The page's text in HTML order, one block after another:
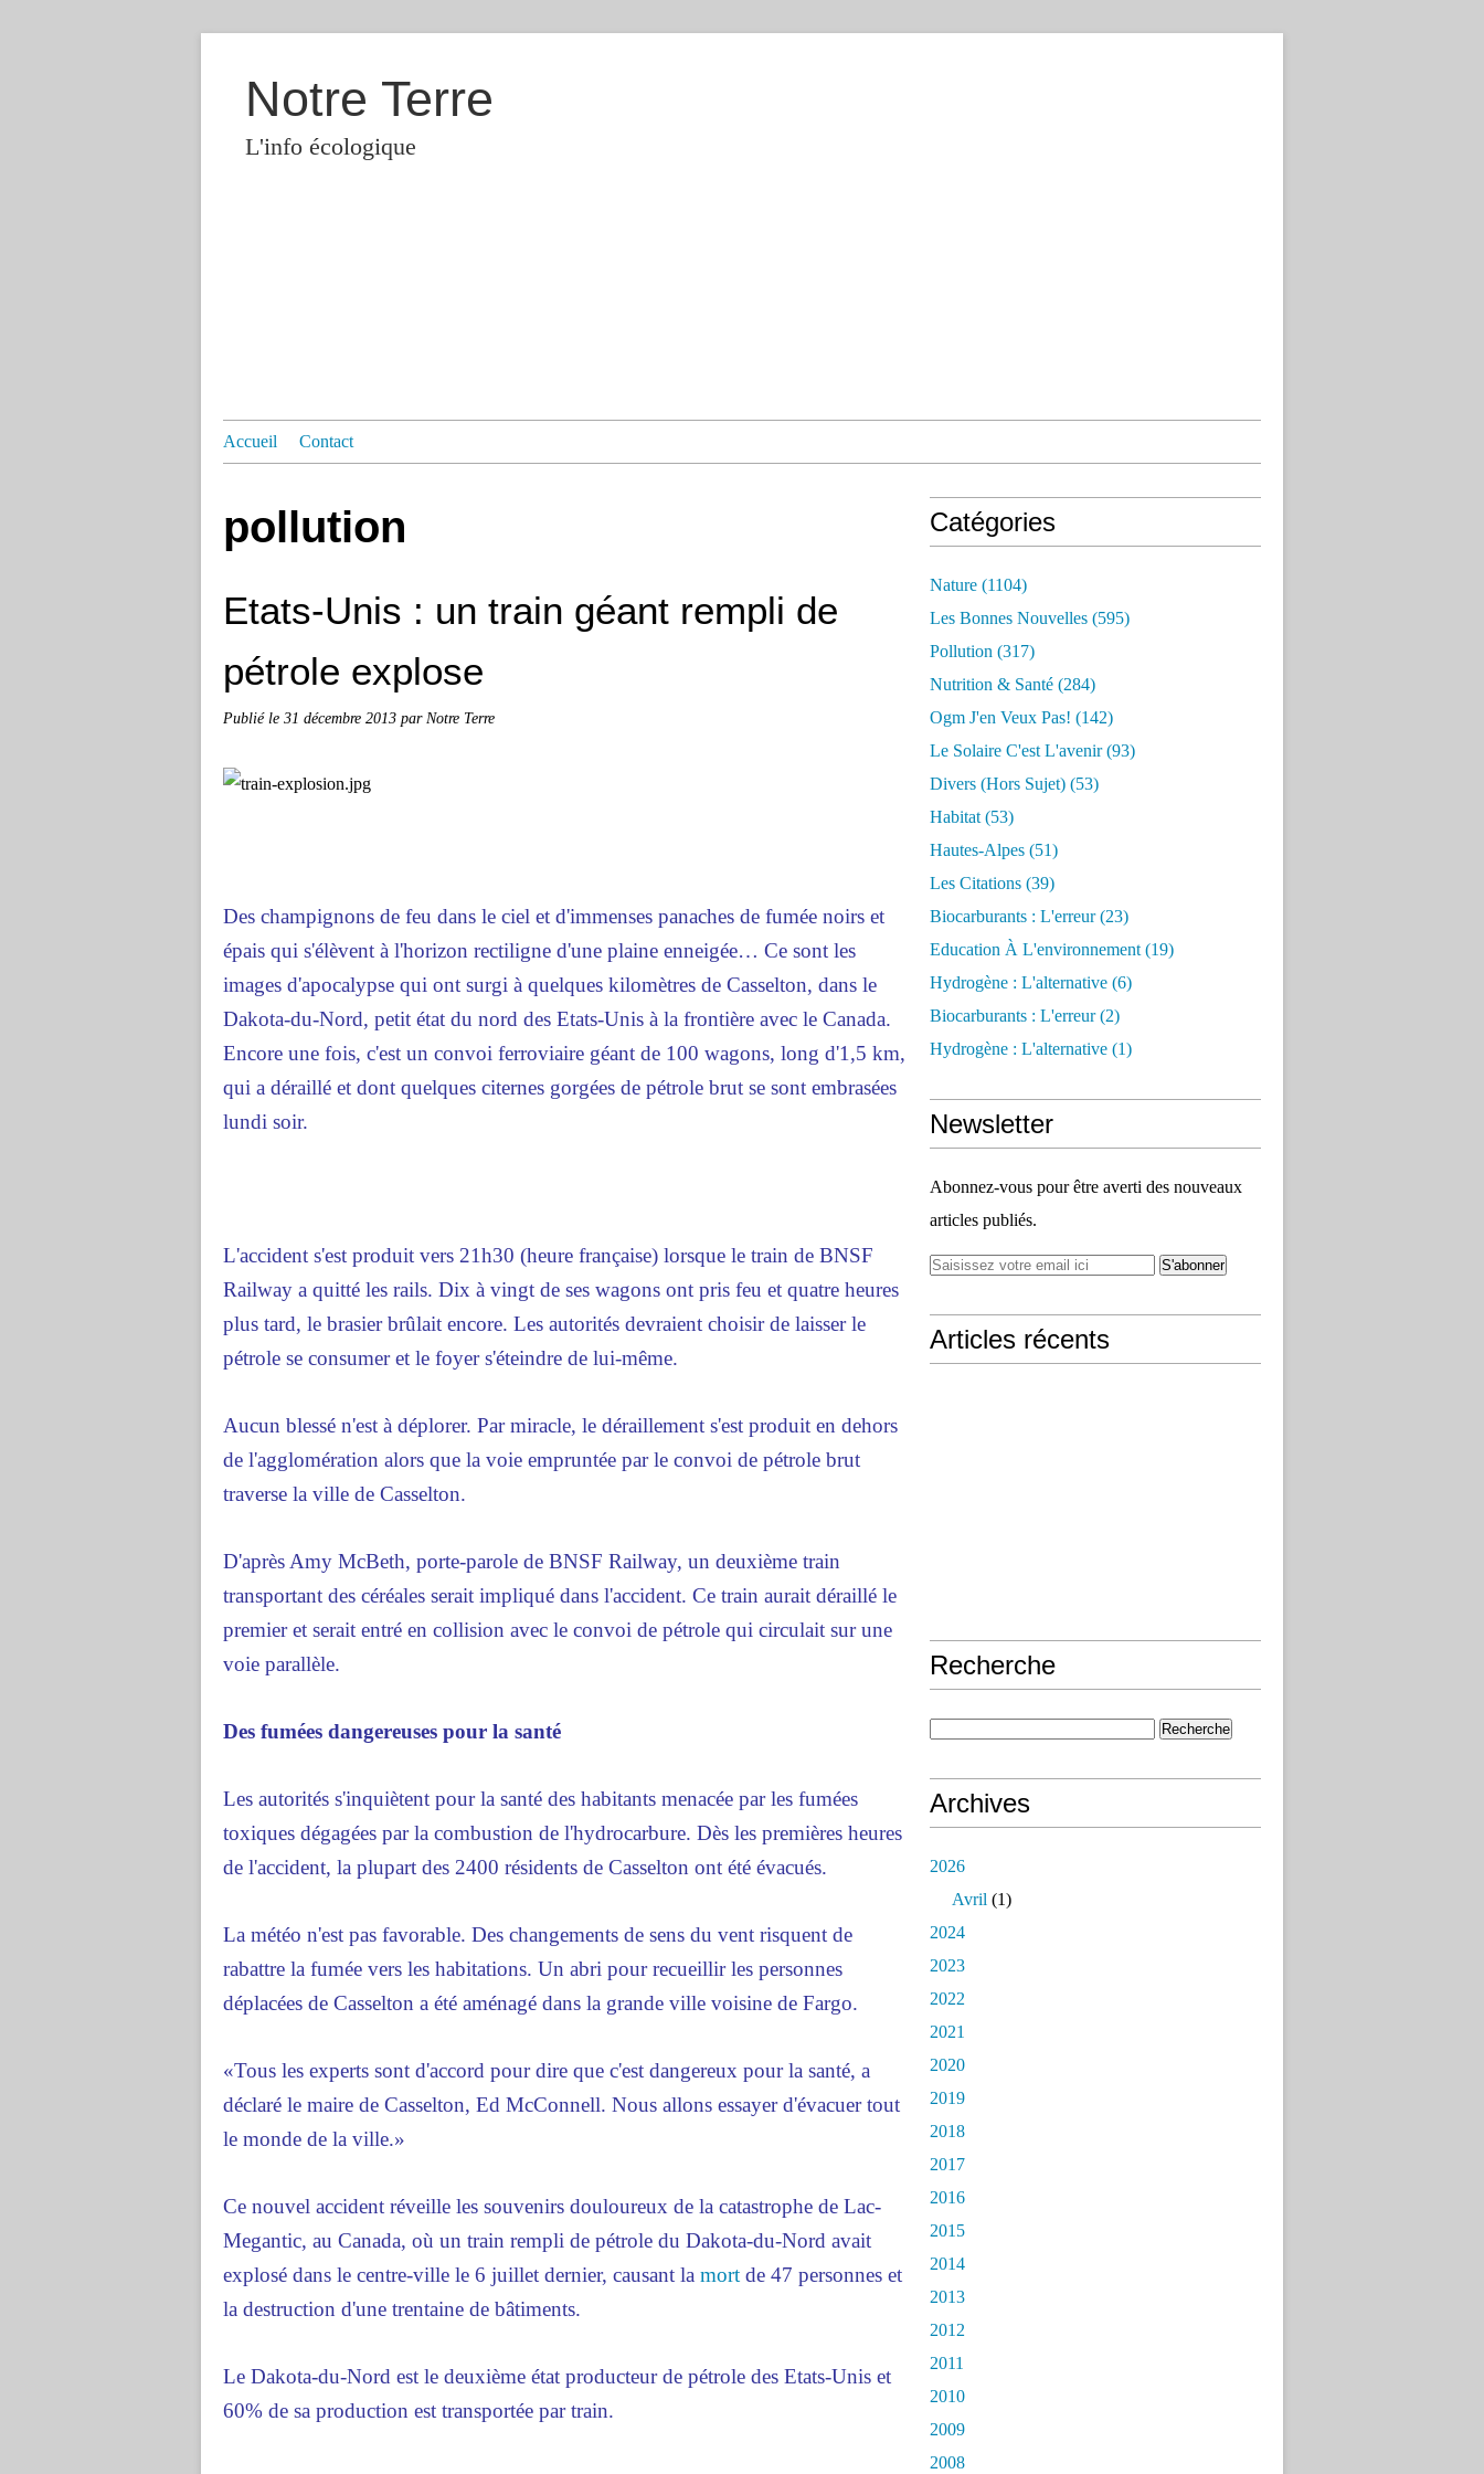
Notre Terre
L'info écologique
Accueil Contact
pollution
Etats-Unis : un train géant rempli de
pétrole explose
Publié le 31 décembre 2013 par Notre Terre
Des champignons de feu dans le ciel et d'immenses panaches de fumée noirs et
épais qui s'élèvent à l'horizon rectiligne d'une plaine enneigée… Ce sont les
images d'apocalypse qui ont surgi à quelques kilomètres de Casselton, dans le
Dakota-du-Nord, petit état du nord des Etats-Unis à la frontière avec le Canada.
Encore une fois, c'est un convoi ferroviaire géant de 100 wagons, long d'1,5 km,
qui a déraillé et dont quelques citernes gorgées de pétrole brut se sont embrasées
lundi soir.
L'accident s'est produit vers 21h30 (heure française) lorsque le train de BNSF
Railway a quitté les rails. Dix à vingt de ses wagons ont pris feu et quatre heures
plus tard, le brasier brûlait encore. Les autorités devraient choisir de laisser le
pétrole se consumer et le foyer s'éteindre de lui-même.
Aucun blessé n'est à déplorer. Par miracle, le déraillement s'est produit en dehors
de l'agglomération alors que la voie empruntée par le convoi de pétrole brut
traverse la ville de Casselton.
D'après Amy McBeth, porte-parole de BNSF Railway, un deuxième train
transportant des céréales serait impliqué dans l'accident. Ce train aurait déraillé le
premier et serait entré en collision avec le convoi de pétrole qui circulait sur une
voie parallèle.
Des fumées dangereuses pour la santé
Les autorités s'inquiètent pour la santé des habitants menacée par les fumées
toxiques dégagées par la combustion de l'hydrocarbure. Dès les premières heures
de l'accident, la plupart des 2400 résidents de Casselton ont été évacués.
La météo n'est pas favorable. Des changements de sens du vent risquent de
rabattre la fumée vers les habitations. Un abri pour recueillir les personnes
déplacées de Casselton a été aménagé dans la grande ville voisine de Fargo.
«Tous les experts sont d'accord pour dire que c'est dangereux pour la santé, a
déclaré le maire de Casselton, Ed McConnell. Nous allons essayer d'évacuer tout
le monde de la ville.»
Ce nouvel accident réveille les souvenirs douloureux de la catastrophe de Lac-
Megantic, au Canada, où un train rempli de pétrole du Dakota-du-Nord avait
explosé dans le centre-ville le 6 juillet dernier, causant la mort de 47 personnes et
la destruction d'une trentaine de bâtiments.
Le Dakota-du-Nord est le deuxième état producteur de pétrole des Etats-Unis et
60% de sa production est transportée par train.
Catégories
Nature (1104)
Les Bonnes Nouvelles (595)
Pollution (317)
Nutrition & Santé (284)
Ogm J'en Veux Pas! (142)
Le Solaire C'est L'avenir(93)
Divers (hors Sujet) (53)
Habitat (53)
Hautes-Alpes (51)
Les Citations (39)
Biocarburants : L'erreur(23)
Education À L'environnement (19)
Hydrogène : L'alternative (6)
Biocarburants : L'erreur(2)
Hydrogène : L'alternative (1)
Newsletter
Abonnez-vous pour être averti des nouveaux
articles publiés.
Articles récents
Recherche
Archives
2026
Avril (1)
2024
2023
2022
2021
2020
2019
2018
2017
2016
2015
2014
2013
2012
2011
2010
2009
2008